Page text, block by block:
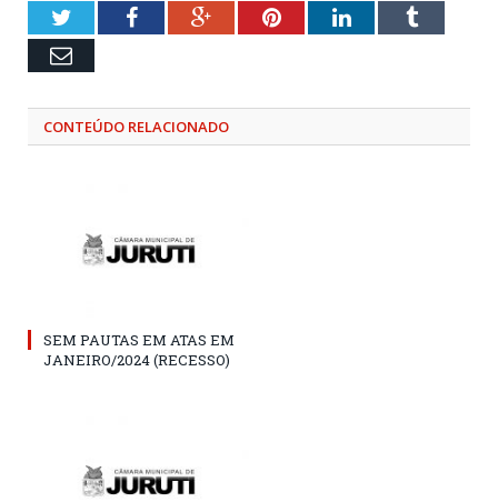
TwitterFacebookGoogle+PinterestLinkedInTumblr
Email
CONTEÚDO RELACIONADO
SEM PAUTAS EM ATAS EM
JANEIRO/2024 (RECESSO)